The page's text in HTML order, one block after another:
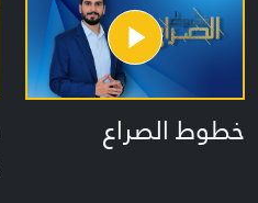
خطوط الصراع